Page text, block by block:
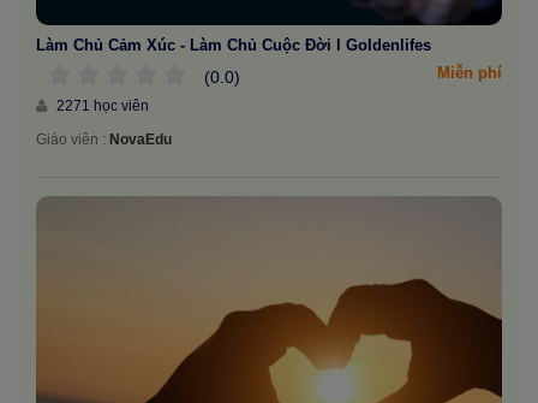
Làm Chủ Cảm Xúc - Làm Chủ Cuộc Đời l Goldenlifes
(0.0) Miễn phí
2271 học viên
Giáo viên : NovaEdu